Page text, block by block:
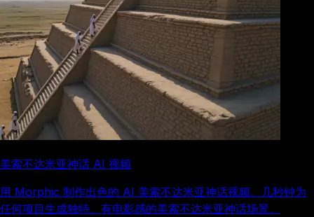
美索不达米亚神话 AI 视频
用 Morphic 制作出色的 AI 美索不达米亚神话视频。几秒钟为
任何项目生成独特、有电影感的美索不达米亚神话场景。